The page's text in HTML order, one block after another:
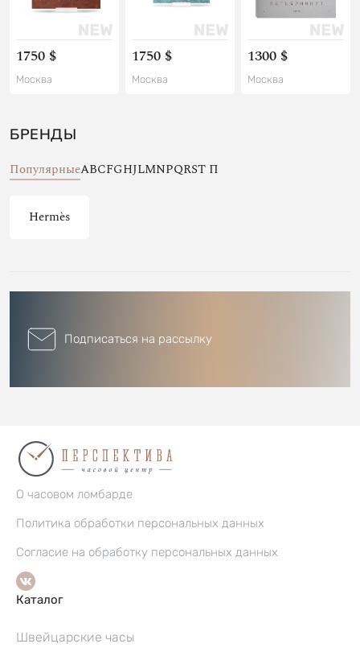
1750 $
Москва
1750 $
Москва
1300 $
Москва
БРЕНДЫ
ПопулярныеABCFGHJLMNPQRST П
Hermès
Подписаться на рассылку
О часовом ломбарде
Политика обработки персональных данных
Согласие на обработку персональных данных
Каталог
Швейцарские часы